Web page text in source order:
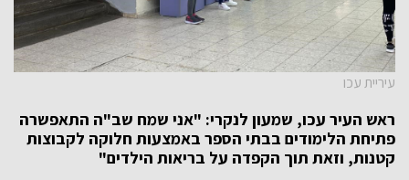
עיריית עכו
ראש העיר עכו, שמעון לנקרי: "אני שמח שב"ה התאפשרה
פתיחת הלימודים בבתי הספר באמצעות חלוקה לקבוצות
קטנות, וזאת תוך הקפדה על בריאות הילדים"